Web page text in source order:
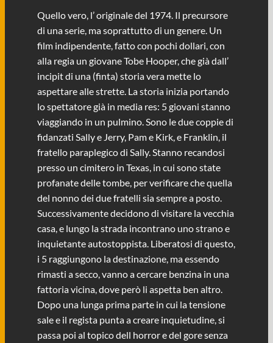
Quello vero, l’ originale del 1974. Il precursore
di una serie, ma soprattutto di un genere. Un
film indipendente, fatto con pochi dollari, con
alla regia un giovane Tobe Hooper, che già dall’
incipit di una (finta) storia vera mette lo
aspettare alle strette. La storia inizia portando
lo spettatore già in media res: 5 giovani stanno
viaggiando in un pulmino. Sono le due coppie di
fidanzati Sally e Jerry, Pam e Kirk, e Franklin, il
fratello paraplegico di Sally. Stanno recandosi
presso un cimitero in Texas, in cui sono state
profanate delle tombe, per verificare che quella
del nonno dei due fratelli sia sempre a posto.
Successivamente decidono di visitare la vecchia
casa, e lungo la strada incontrano uno strano e
inquietante autostoppista. Liberatosi di questo,
i 5 raggiungono la destinazione, ma essendo
rimasti a secco, vanno a cercare benzina in una
fattoria vicina, dove però li aspetta ben altro.
Dopo una lunga prima parte in cui la tensione
sale e il regista punta a creare inquietudine, si
passa poi al topico dell horror e del gore senza